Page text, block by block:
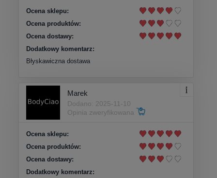
Ocena sklepu:
Ocena produktów:
Ocena dostawy:
Dodatkowy komentarz:
Błyskawiczna dostawa
Marek
Dodano: 2025-11-10
Opinia zweryfikowana
Ocena sklepu:
Ocena produktów:
Ocena dostawy:
Dodatkowy komentarz: